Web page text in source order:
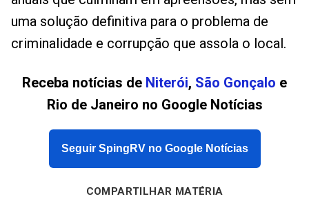
uma solução definitiva para o problema de
criminalidade e corrupção que assola o local.
Receba notícias de Niterói, São Gonçalo e
Rio de Janeiro no Google Notícias
Seguir SpingRV no Google Notícias
COMPARTILHAR MATÉRIA